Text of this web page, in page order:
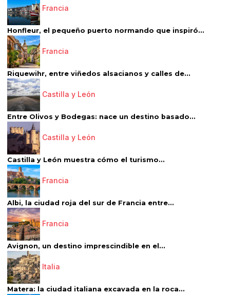
Francia
Honfleur, el pequeño puerto normando que inspiró...
Francia
Riquewihr, entre viñedos alsacianos y calles de...
Castilla y León
Entre Olivos y Bodegas: nace un destino basado...
Castilla y León
Castilla y León muestra cómo el turismo...
Francia
Albi, la ciudad roja del sur de Francia entre...
Francia
Avignon, un destino imprescindible en el...
Italia
Matera: la ciudad italiana excavada en la roca...